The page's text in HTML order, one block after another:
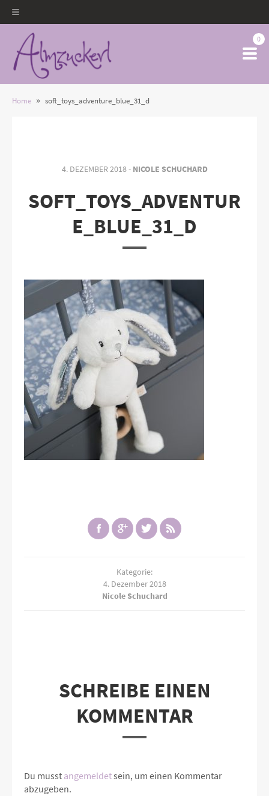
0
Home » soft_toys_adventure_blue_31_d
4. DEZEMBER 2018 - NICOLE SCHUCHARD
SOFT_TOYS_ADVENTUR
E_BLUE_31_D
Kategorie:
4. Dezember 2018
Nicole Schuchard
SCHREIBE EINEN
KOMMENTAR
Du musst angemeldetsein, um einen Kommentar
abzugeben.